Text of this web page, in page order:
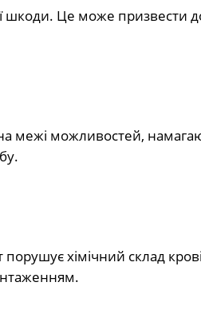
шкоди. Це може призвести
межі можливостей,
порушує хімічний склад